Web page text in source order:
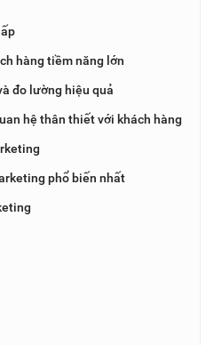
hàng tiềm năng lớn
đo lường hiệu quả
hệ thân thiết với khách hàng
phổ biến nhất